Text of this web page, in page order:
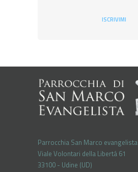
ISCRIVIMI
Parrocchia San Marco evangelista
Viale Volontari della Libertá 61
33100 - Udine (UD)